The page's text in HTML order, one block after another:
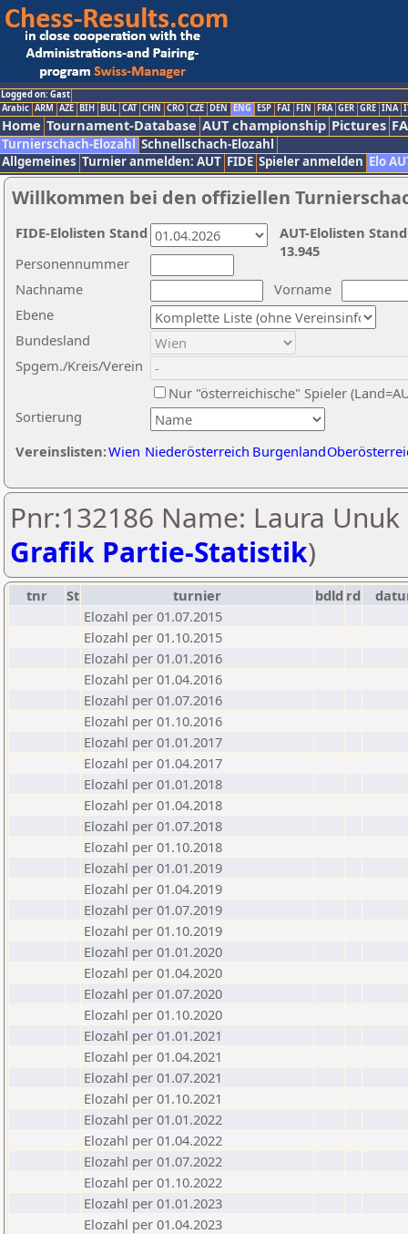
Logged on: Gast
Arabic ARM AZE BIH BUL CAT CHN CRO CZE DEN ENG ESP FAI FIN FRA GER GRE INA
Home Tournament-Database AUT championship Pictures
Turnierschach-Elozahl Schnellschach-Elozahl
Allgemeines Turnier anmelden: AUT FIDE Spieler anmelden Elo
Willkommen bei den offiziellen
Nachname
Vorname
Ebene
Sortierung
Personennummer
Bundesland
Spgem./Kreis/Verein
Nur "österreichische" Spieler
Vereinslisten:Wien Niederösterreich Burgenland
AUT-Elolisten
13.945
FIDE-Elolisten Stand
Pnr:132186 Name: Laura Unuk
Grafik Partie-Statistik)
tnr St turnier bdld rd
Elozahl per 01.07.2015
Elozahl per 01.10.2015
Elozahl per 01.01.2016
Elozahl per 01.04.2016
Elozahl per 01.07.2016
Elozahl per 01.10.2016
Elozahl per 01.01.2017
Elozahl per 01.04.2017
Elozahl per 01.01.2018
Elozahl per 01.04.2018
Elozahl per 01.07.2018
Elozahl per 01.10.2018
Elozahl per 01.01.2019
Elozahl per 01.04.2019
Elozahl per 01.07.2019
Elozahl per 01.10.2019
Elozahl per 01.01.2020
Elozahl per 01.04.2020
Elozahl per 01.07.2020
Elozahl per 01.10.2020
Elozahl per 01.01.2021
Elozahl per 01.04.2021
Elozahl per 01.07.2021
Elozahl per 01.10.2021
Elozahl per 01.01.2022
Elozahl per 01.04.2022
Elozahl per 01.07.2022
Elozahl per 01.10.2022
Elozahl per 01.01.2023
Elozahl per 01.04.2023